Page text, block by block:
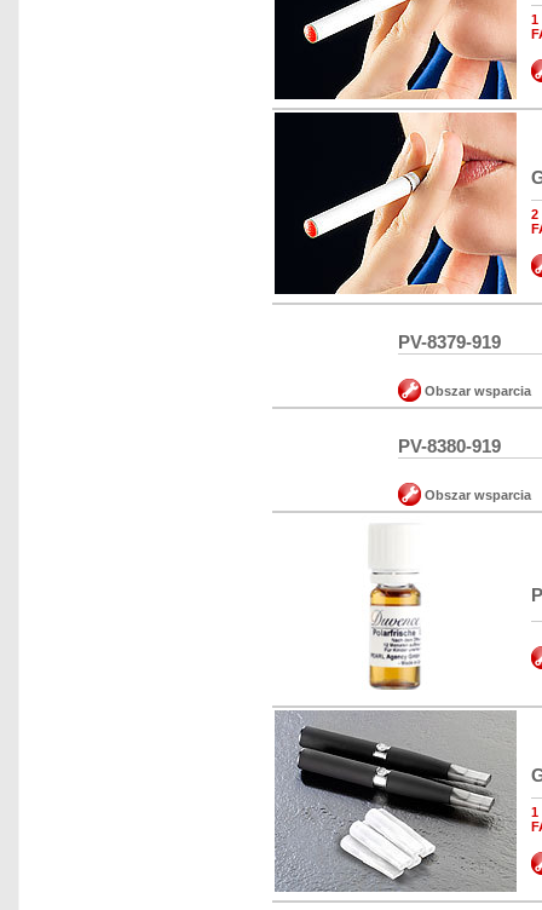
1
2
PV-8379-919
Obszar wsparcia
PV-8380-919
Obszar wsparcia
1